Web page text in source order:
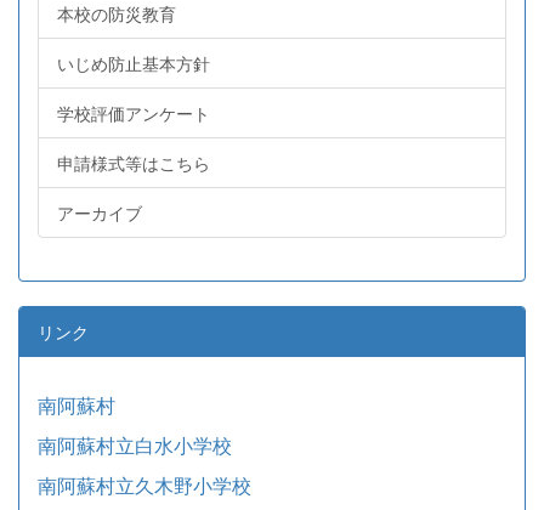
本校の防災教育
いじめ防止基本方針
学校評価アンケート
申請様式等はこちら
アーカイブ
リンク
南阿蘇村
南阿蘇村立白水小学校
南阿蘇村立久木野小学校